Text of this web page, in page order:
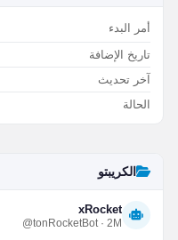
أمر البدء
تاريخ الإضافة
آخر تحديث
الحالة
الكريبتو
xRocket
@tonRocketBot · 2M